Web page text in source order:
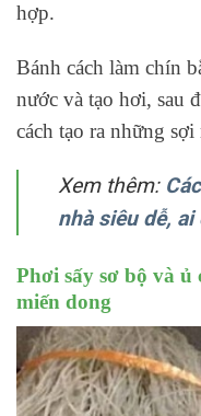
hợp.
Bánh cách làm chín
nước và tạo hơi, sau
cách tạo ra những
Xem thêm:
nhà siêu dễ,
Phơi sấy sơ bộ và ủ
miến dong